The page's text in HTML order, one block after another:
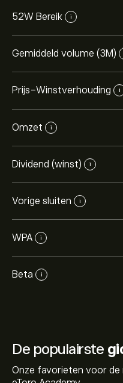
52W Bereik i
Gemiddeld volume (3M)
Prijs-Winstverhouding i
Omzet i
Dividend (winst) i
Vorige sluiten i
WPA i
Beta i
De populairste
Onze favorieten voor de